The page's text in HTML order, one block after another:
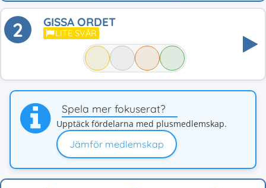
2 GISSA ORDET
LITE SVÅR
Spela mer fokuserat?
Upptäck fördelarna med plusmedlemskap.
Jämför medlemskap